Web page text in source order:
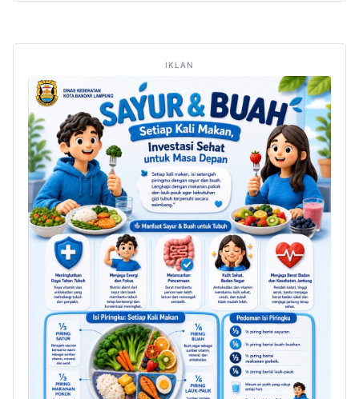
IKLAN